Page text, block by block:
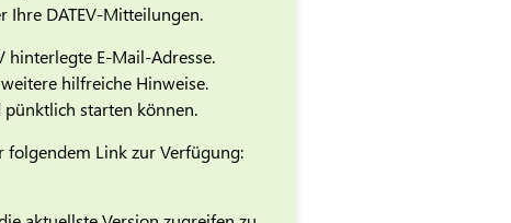
Ihre DATEV-Mitteilungen.
hinterlegte E-Mail-Adresse.
hilfreiche Hinweise.
starten können.
folgendem Link zur Verfügung: